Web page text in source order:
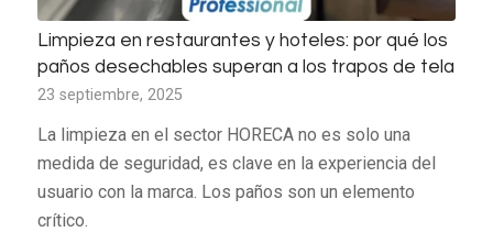
Limpieza en restaurantes y hoteles: por qué los
paños desechables superan a los trapos de tela
23 septiembre, 2025
La limpieza en el sector HORECA no es solo una
medida de seguridad, es clave en la experiencia del
usuario con la marca. Los paños son un elemento
crítico.